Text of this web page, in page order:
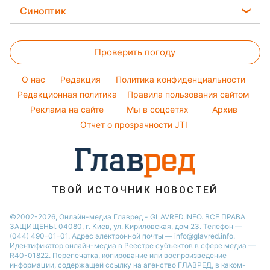
Ольга Сумская
Елена Зеленская
Кейт Миддлтон
Новости Сум
Новости Черкассы
Новости Львова
Новости Запорожья
Новости Днепра
Легкие десерты
Праздничное меню
Авто
Стирка
Комнатные растения
Цены на продукты
Денежная помощь
Курс валют
Синоптик
Магнитные бури
Погода на сегодня
Погода на завтра
Пылевая буря
Проверить погоду
O нас Редакция
Политика конфиденциальности
Редакционная политика
Правила пользования сайтом
Реклама на сайте
Мы в соцсетях
Архив
Отчет о прозрачности JTI
ТВОЙ ИСТОЧНИК НОВОСТЕЙ
©2002-2026, Онлайн-медиа Главред - GLAVRED.INFO. ВСЕ ПРАВА
ЗАЩИЩЕНЫ. 04080, г. Киев, ул. Кириловская, дом 23. Телефон —
(044) 490-01-01. Адрес электронной почты — info@glavred.info.
Идентификатор онлайн-медиа в Реестре cубъектов в сфере медиа —
R40-01822. Перепечатка, копирование или воспроизведение
информации, содержащей ссылку на агенство ГЛАВРЕД, в каком-